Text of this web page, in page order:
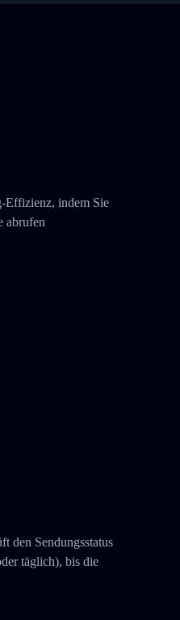
Effizienz, indem Sie
abrufen
den Sendungsstatus
täglich), bis die